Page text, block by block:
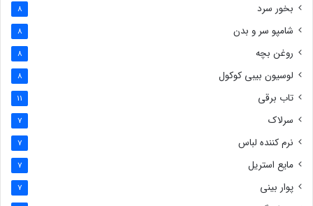
بخور سرد 8
شامپو سر و بدن 8
روغن بچه 8
لوسیون بیبی کوکول 8
تاب برقی 11
سرلاک 7
نرم کننده لباس 7
مایع استریل 7
پوار بینی 7